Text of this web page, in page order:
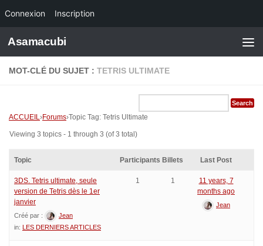
Connexion Inscription
Skip to content
Asamacubi
MOT-CLÉ DU SUJET : TETRIS ULTIMATE
ACCUEIL›Forums›Topic Tag: Tetris Ultimate
Viewing 3 topics - 1 through 3 (of 3 total)
Topic Participants Billets Last Post
3DS. Tetris ultimate, seule
version de Tetris dès le 1er
janvier
Créé par :
Jean
in: LES DERNIERS ARTICLES
1 1
11 years, 7
months ago
Jean